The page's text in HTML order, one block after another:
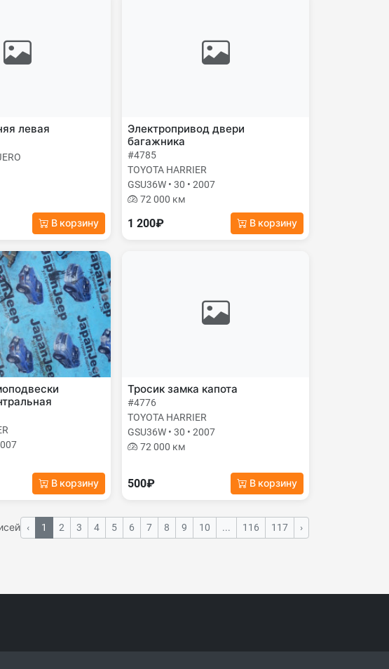
левая
В корзину
Электропривод двери
багажника
#4785
TOYOTA HARRIER
GSU36W • 30 • 2007
72 000 км
1 200₽ В корзину
В корзину
Тросик замка капота
#4776
TOYOTA HARRIER
GSU36W • 30 • 2007
72 000 км
500₽ В корзину
‹ 1 2 3 4 5 6 7 8 9 10 ... 116 117 ›